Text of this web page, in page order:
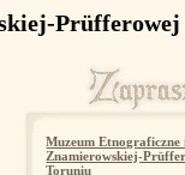
Prüfferowej
Muzeum
Znamierowskiej-
Toruniu